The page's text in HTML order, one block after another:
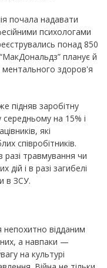
почала надавати
психологами
понад 850
планує й
ментального здоров'я
підняв заробітну
середньому на 15% і
які
співробітників.
разі травмування чи
і в разі загибелі
в ЗСУ.
непохитно відданим
а навпаки —
на культурі